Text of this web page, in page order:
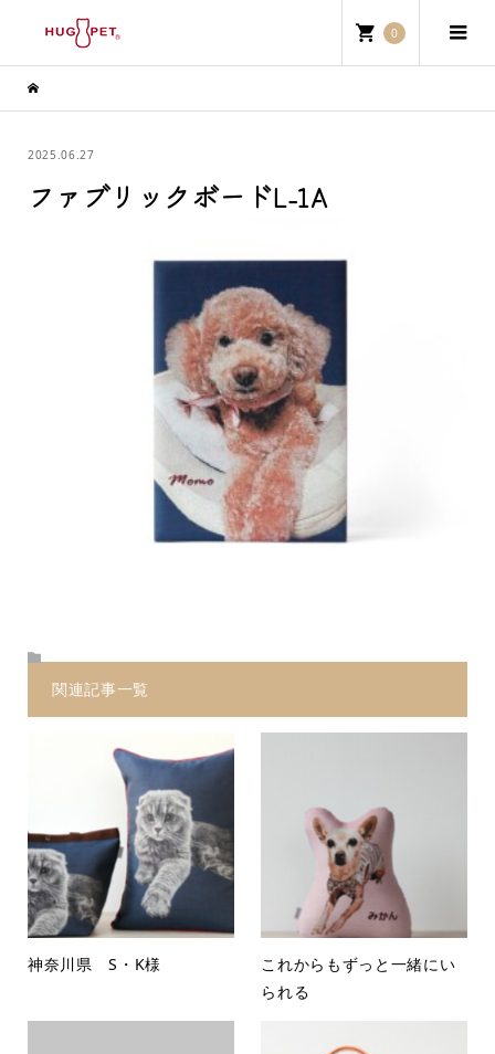
0
2025.06.27
ファブリックボードL-1A
関連記事一覧
神奈川県 S・K様
これからもずっと一緒にい
られる